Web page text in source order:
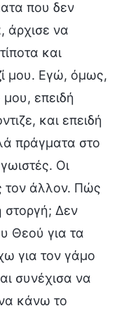
που δεν
άρχισε να
και
μου. Εγώ, όμως,
επειδή
και επειδή
πράγματα στο
Οι
τον άλλον. Πώς
στοργή; Δεν
Θεού για τα
για τον γάμο
συνέχισα να
κάνω το